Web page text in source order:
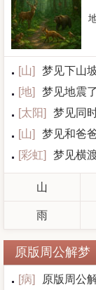
[山]
梦见下山
[地]
梦见地震
[太阳]
梦见同
[山]
梦见和爸
[彩虹] 梦见横
山
雨
原版周公解梦
[病]
原版周公